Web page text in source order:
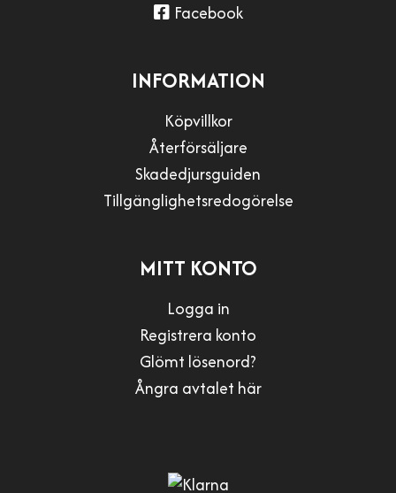
Facebook
INFORMATION
Köpvillkor
Återförsäljare
Skadedjursguiden
Tillgänglighetsredogörelse
MITT KONTO
Logga in
Registrera konto
Glömt lösenord?
Ångra avtalet här